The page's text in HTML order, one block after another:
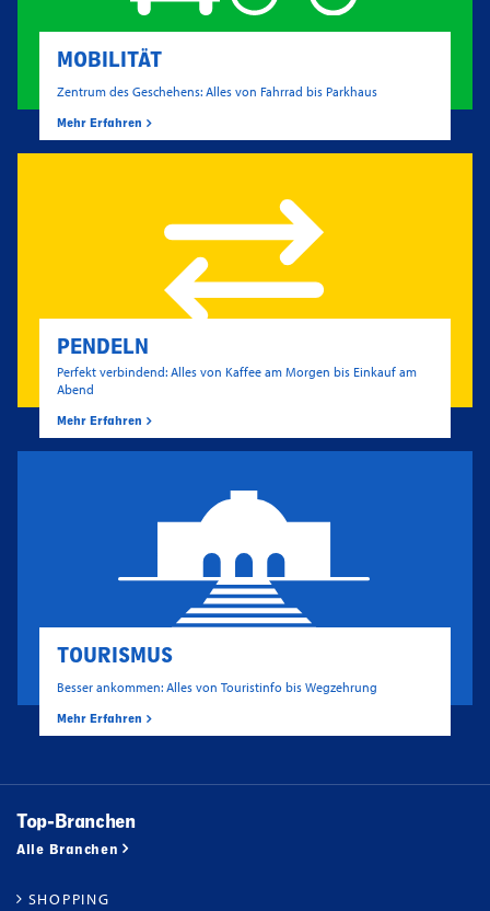
MOBILITÄT
Zentrum des Geschehens: Alles von Fahrrad bis Parkhaus
Mehr Erfahren
PENDELN
Perfekt verbindend: Alles von Kaffee am Morgen bis Einkauf am
Abend
Mehr Erfahren
TOURISMUS
Besser ankommen: Alles von Touristinfo bis Wegzehrung
Mehr Erfahren
Top-Branchen
Alle Branchen
SHOPPING